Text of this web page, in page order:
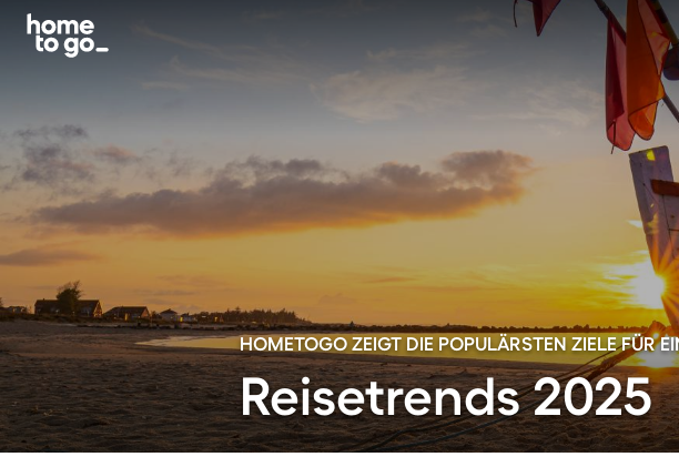
HOMETOGO ZEIGT DIE POPULÄRSTEN ZIELE FÜR
Reisetrends 2025